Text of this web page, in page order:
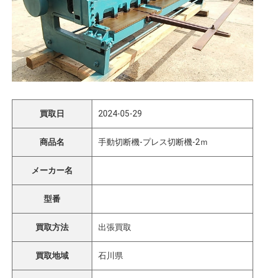
買取日 2024-05-29
商品名 手動切断機-プレス切断機-2ｍ
メーカー名
型番
買取方法 出張買取
買取地域 石川県